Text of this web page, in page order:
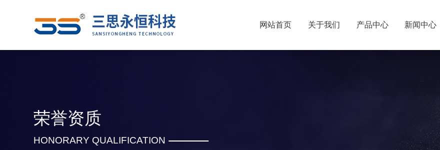
网站首页 关于我们 产品中心 新闻中心
荣誉资质
HONORARY QUALIFICATION